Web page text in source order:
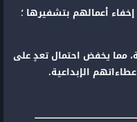
أعمالهم بتشفيرها ؛
مما يخفض احتمال تعدٍ على
الإبداعية.